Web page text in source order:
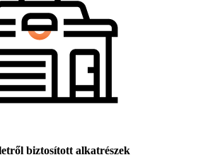
biztosított alkatrészek